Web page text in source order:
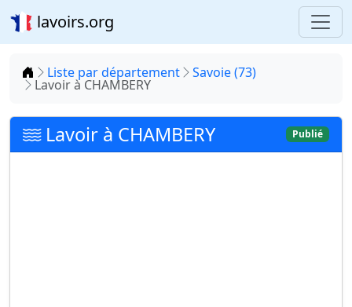
lavoirs.org
Accueil
Liste par département Savoie (73)
Lavoir à CHAMBERY
Lavoir à CHAMBERY Publié